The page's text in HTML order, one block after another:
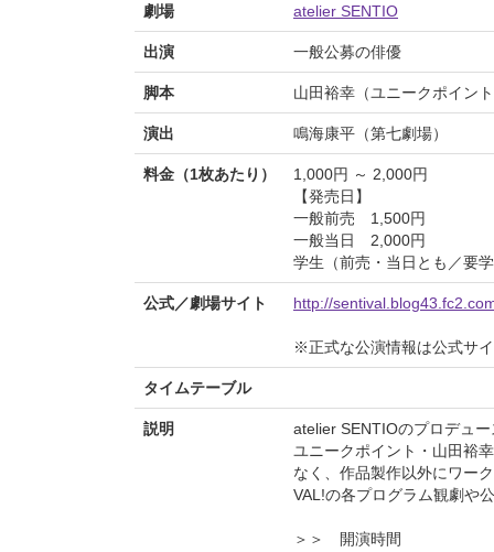
劇場 atelier SENTIO
出演 一般公募の俳優
脚本 山田裕幸（ユニークポイン
演出 鳴海康平（第七劇場）
料金（1枚あたり）
1,000円 ～ 2,000円
【発売日】
一般前売 1,500円
一般当日 2,000円
学生（前売・当日とも／要
公式／劇場サイト http://
※正式な公演情報は公式サ
タイムテーブル
説明
atelier SENTIOのプロデュ
ユニークポイント・山田裕
なく、作品製作以外にワー
VAL!の各プログラム観劇や
＞＞ 開演時間